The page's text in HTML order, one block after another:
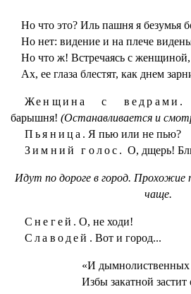
Но что это? Иль пашня я безумья
Но нет: видение и на плече
Но что ж! Встречаясь с женщиной,
Ах, ее глаза блестят, как днем
Женщина с ведрами.
барышня! (Останавливается и
Пьяница. Я пью или не пью?
Зимний голос.О, дщерь!
Идут по дороге в город. Прохожие
чаще.
Снегей. О, не ходи!
Славодей. Вот и город...
«И дымнолиственных
Избы закатной застит